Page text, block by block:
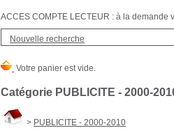
ACCES COMPTE LECTEUR : à la
Nouvelle recherche
Catégorie PUBLICITE - 2000-
> PUBLICITE - 2000-2010